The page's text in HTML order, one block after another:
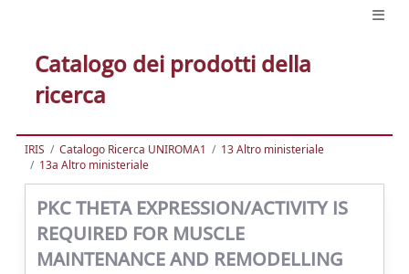
Catalogo dei prodotti della
ricerca
IRIS Catalogo Ricerca UNIROMA1
13 Altro ministeriale
13a Altro ministeriale
PKC THETA EXPRESSION/ACTIVITY IS
REQUIRED FOR MUSCLE
MAINTENANCE AND REMODELLING